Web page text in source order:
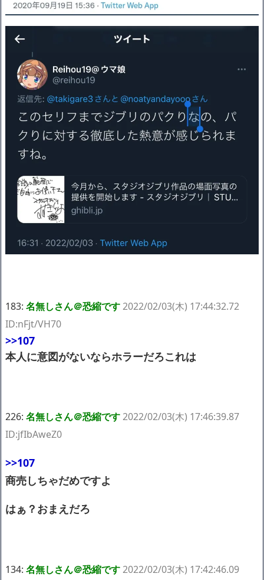
183: 名無しさん＠恐縮です2022/02/03(木) 17:44:32.72
ID:nFjt/VH70
>>107
本人に意図がないならホラーだろこれは
226: 名無しさん＠恐縮です2022/02/03(木) 17:46:39.87
ID:jfIbAweZ0
>>107
商売しちゃだめですよ
はぁ？おまえだろ
134: 名無しさん＠恐縮です2022/02/03(木) 17:42:46.09